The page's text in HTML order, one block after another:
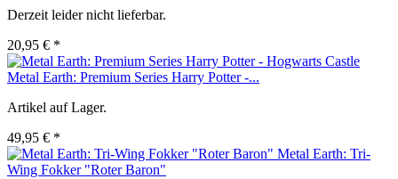
Derzeit leider nicht lieferbar.
20,95 € *
Metal Earth: Premium Series Harry Potter -...
Artikel auf Lager.
49,95 € *
Metal Earth: Tri-
Wing Fokker "Roter Baron"